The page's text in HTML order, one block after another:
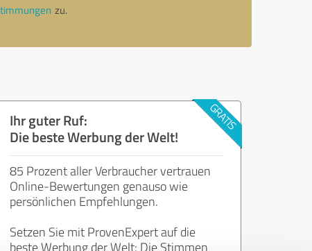
zu.
Ihr guter Ruf:
Die beste Werbung der Welt!
85 Prozent aller Verbraucher vertrauen
Online-Bewertungen genauso wie
persönlichen Empfehlungen.
Setzen Sie mit ProvenExpert auf die
beste Werbung der Welt: Die Stimmen